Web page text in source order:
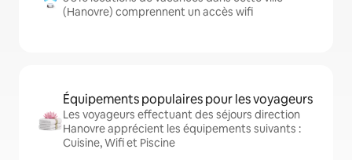
(Hanovre) comprennent un accès wifi
Équipements populaires pour les voyageurs
Les voyageurs effectuant des séjours direction
Hanovre apprécient les équipements suivants :
Cuisine, Wifi et Piscine